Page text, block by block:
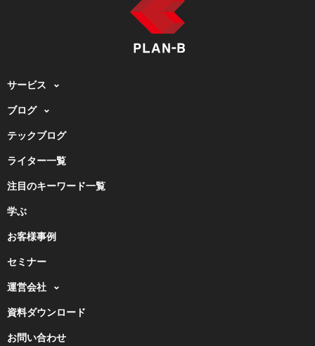
サービス
ブログ
テックブログ
ライター一覧
注目のキーワード一覧
学ぶ
お客様事例
セミナー
運営会社
資料ダウンロード
お問い合わせ